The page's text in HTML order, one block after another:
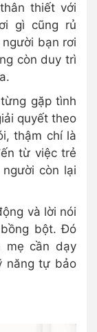
thiết với
gì cũng rủ
bạn rơi
còn duy trì
gặp tình
quyết theo
thậm chí là
từ việc trẻ
còn lại
và lời nói
bột. Đó
mẹ cần dạy
năng tự bảo